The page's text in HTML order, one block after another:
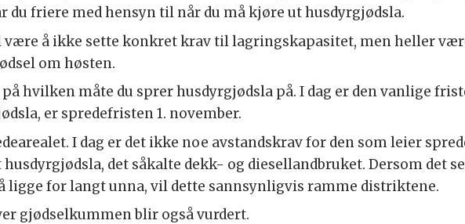
du friere med hensyn til når du må kjøre ut husdyrgjødsla.
å ikke sette konkret krav til lagringskapasitet, men heller
om høsten.
hvilken måte du sprer husdyrgjødsla på. I dag er den vanlige
er spredefristen 1. november.
I dag er det ikke noe avstandskrav for den som leier
det såkalte dekk- og diesellandbruket. Dersom det
ligge for langt unna, vil dette sannsynligvis ramme distriktene.
gjødselkummen blir også vurdert.